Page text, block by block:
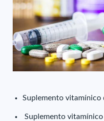
Suplemento vitamínico
Suplemento